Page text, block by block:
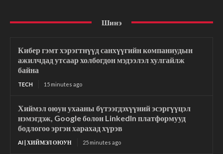
Шинэ
Кибер гэмт хэрэгтнүүд санхүүгийн компаниудын
ажилчдад утсаар холбогдон мэдээлэл хулгайлж
байна
TECH 15 minutes ago
Хиймэл оюун ухааны бүтээгдэхүүний эсэргүүцэл
нэмэгдэж, Google болон LinkedIn платформууд
бодлогоо эргэн харахад хүрэв
AI | ХИЙМЭЛ ОЮУН 25 minutes ago